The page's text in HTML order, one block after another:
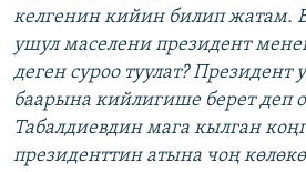
келгенин кийин билип жатам.
ушул маселени президент
деген суроо туулат?
баарына кийлигише берет деп
Табалдиевдин мага кылган
президенттин атына чоң